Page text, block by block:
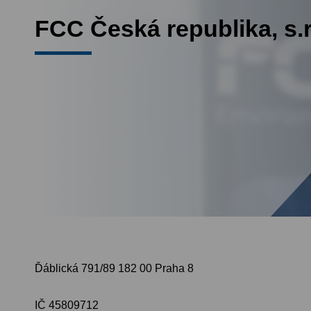
FCC Česká republika,
Ďáblická 791/89 182 00 Praha 8
IČ 45809712